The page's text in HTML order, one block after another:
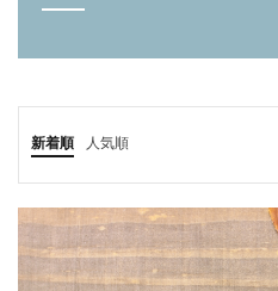
新着順 人気順